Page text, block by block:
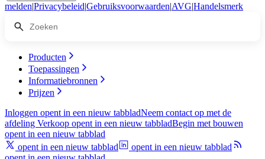
melden|Privacybeleid|Gebruiksvoorwaarden|AVG|Handelsmerk
Producten
Toepassingen
Informatiebronnen
Prijzen
Inloggen opent in een nieuw tabbladNeem contact op met de
afdeling Verkoop opent in een nieuw tabbladBegin met bouwen
opent in een nieuw tabblad
opent in een nieuw tabblad
opent in een nieuw tabblad